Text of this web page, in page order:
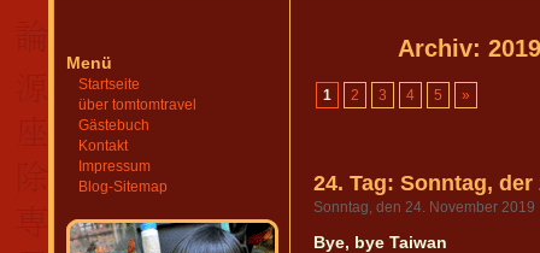
Menü
Startseite
über tomtomtravel
Gästebuch
Kontakt
Impressum
Blog-Sitemap
Archiv:
1 2 3 4 5 »
24. Tag: Sonntag, der
Sonntag, den 24. November 2019
Bye, bye Taiwan